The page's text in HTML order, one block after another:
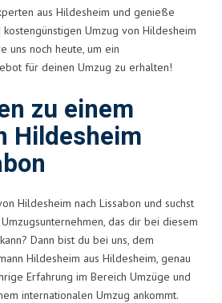
aus Hildesheim und genieße
Umzug von Hildesheim
uns noch heute, um ein
für deinen Umzug zu erhalten!
zu einem
Hildesheim
Hildesheim nach Lissabon und suchst
das dir bei diesem
Dann bist du bei uns, dem
Hildesheim aus Hildesheim, genau
Erfahrung im Bereich Umzüge und
internationalen Umzug ankommt.